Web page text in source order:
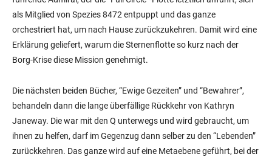
als Mitglied von Spezies 8472 entpuppt und das ganze
orchestriert hat, um nach Hause zurückzukehren. Damit wird eine
Erklärung geliefert, warum die Sternenflotte so kurz nach der
Borg-Krise diese Mission genehmigt.
Die nächsten beiden Bücher, “Ewige Gezeiten” und “Bewahrer”,
behandeln dann die lange überfällige Rückkehr von Kathryn
Janeway. Die war mit den Q unterwegs und wird gebraucht, um
ihnen zu helfen, darf im Gegenzug dann selber zu den “Lebenden”
zurückkehren. Das ganze wird auf eine Metaebene geführt, bei der